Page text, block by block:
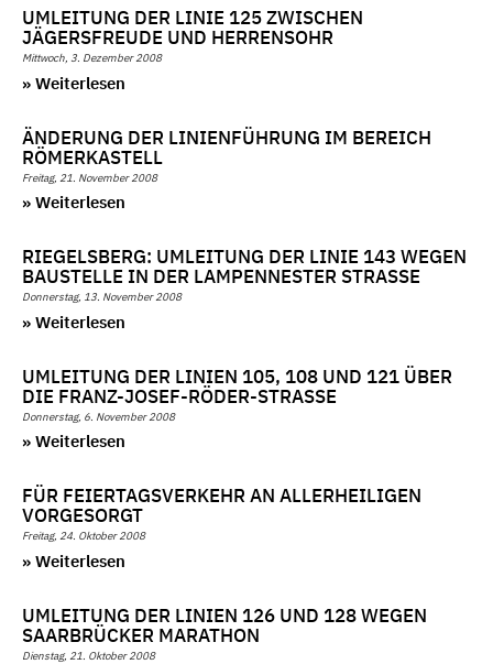
UMLEITUNG DER LINIE 125 ZWISCHEN
JÄGERSFREUDE UND HERRENSOHR
Mittwoch, 3. Dezember 2008
» Weiterlesen
ÄNDERUNG DER LINIENFÜHRUNG IM BEREICH
RÖMERKASTELL
Freitag, 21. November 2008
» Weiterlesen
RIEGELSBERG: UMLEITUNG DER LINIE 143 WEGEN
BAUSTELLE IN DER LAMPENNESTER STRASSE
Donnerstag, 13. November 2008
» Weiterlesen
UMLEITUNG DER LINIEN 105, 108 UND 121 ÜBER
DIE FRANZ-JOSEF-RÖDER-STRASSE
Donnerstag, 6. November 2008
» Weiterlesen
FÜR FEIERTAGSVERKEHR AN ALLERHEILIGEN
VORGESORGT
Freitag, 24. Oktober 2008
» Weiterlesen
UMLEITUNG DER LINIEN 126 UND 128 WEGEN
SAARBRÜCKER MARATHON
Dienstag, 21. Oktober 2008